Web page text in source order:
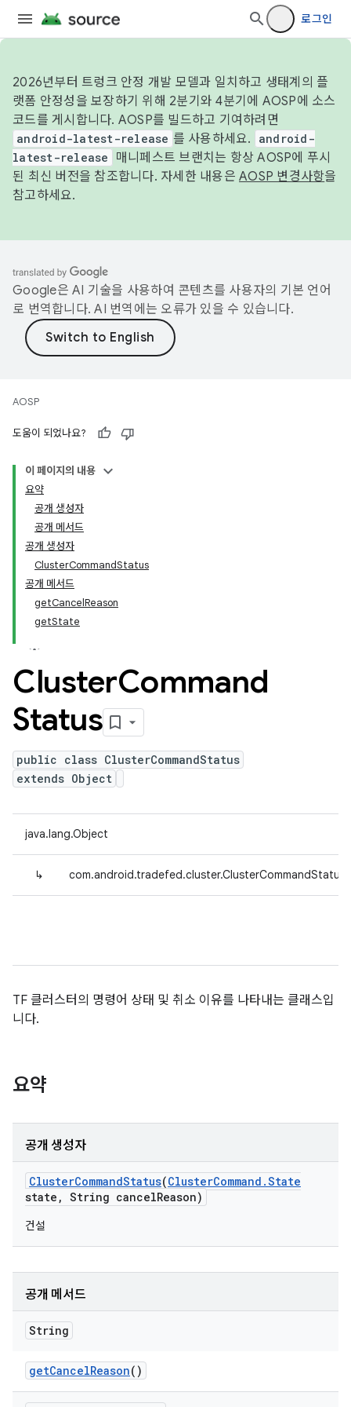
로그인
2026년부터 트렁크 안정 개발 모델과 일치하고 생태계의 플
랫폼 안정성을 보장하기 위해 2분기와 4분기에 AOSP에 소스
코드를 게시합니다. AOSP를 빌드하고 기여하려면
android-latest-release 를 사용하세요.
android-
latest-release
매니페스트 브랜치는 항상 AOSP에 푸시
된 최신 버전을 참조합니다. 자세한 내용은 AOSP 변경사항을
참고하세요.
Google은 AI 기술을 사용하여 콘텐츠를 사용자의 기본 언어
로 번역합니다. AI 번역에는 오류가 있을 수 있습니다.
AOSP
도움이 되었나요?
이 페이지의 내용
요약
공개 생성자
공개 메서드
공개 생성자
ClusterCommandStatus
공개 메서드
getCancelReason
getState
ClusterCommand
Status
public class ClusterCommandStatus
extends Object
java.lang.Object
↳ com.android.tradefed.cluster.ClusterCommandStatus
TF 클러스터의 명령어 상태 및 취소 이유를 나타내는 클래스입
니다.
요약
공개 생성자
ClusterCommandStatus(ClusterCommand .State
state , String cancelReason)
건설
공개 메서드
String
getCancelReason()